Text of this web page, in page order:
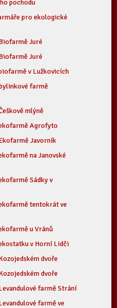
pochodu
pro ekologické
Juré
Juré
v Lužkovicích
farmě
mlýně
Agrofyto
Javorník
na Janovské
Sádky v
tentokrát ve
u Vránů
v Horní Lidči
dvoře
dvoře
farmě Strání
farmě ve